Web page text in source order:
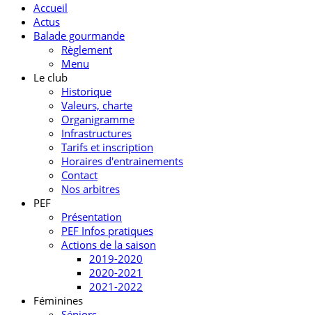
Accueil
Actus
Balade gourmande
Règlement
Menu
Le club
Historique
Valeurs, charte
Organigramme
Infrastructures
Tarifs et inscription
Horaires d'entrainements
Contact
Nos arbitres
PEF
Présentation
PEF Infos pratiques
Actions de la saison
2019-2020
2020-2021
2021-2022
Féminines